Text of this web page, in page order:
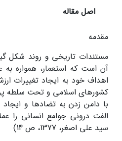
اصل مقاله
مقدمه
مستندات تاریخی و روند شکل
آن است که استعمار، همواره
اهداف خود به ایجاد تغییرات
کشورهای اسلامی و تحت سلطه
با دامن زدن به تضادها و
الفت درونی جوامع انسانی را
سید علی اصغر، 1377، ص 14)